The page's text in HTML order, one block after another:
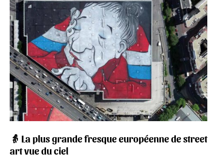
👵 La plus grande fresque européenne de street
art vue du ciel